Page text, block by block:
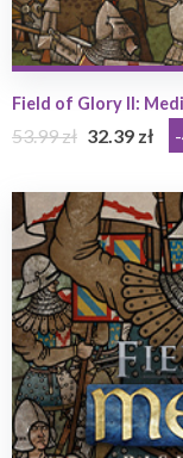
Field of Glory II:
53.99 zł 32.39 zł